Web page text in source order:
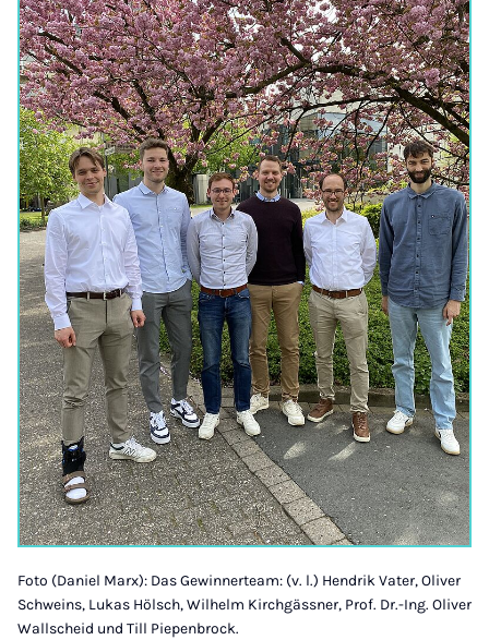
Foto (Daniel Marx): Das Gewinnerteam: (v. l.) Hendrik Vater, Oliver
Schweins, Lukas Hölsch, Wilhelm Kirchgässner, Prof. Dr.-Ing. Oliver
Wallscheid und Till Piepenbrock.